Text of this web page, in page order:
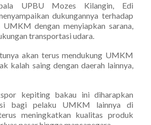
UPBU Mozes Kilangin, Edi
dukungannya terhadap
dengan menyiapkan sarana,
transportasi udara.
akan terus mendukung UMKM
kalah saing dengan daerah lainnya,
kepiting bakau ini diharapkan
bagi pelaku UMKM lainnya di
meningkatkan kualitas produk